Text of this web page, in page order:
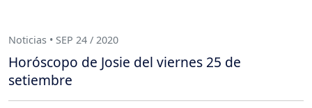
Noticias • SEP 24 / 2020
Horóscopo de Josie del viernes 25 de
setiembre